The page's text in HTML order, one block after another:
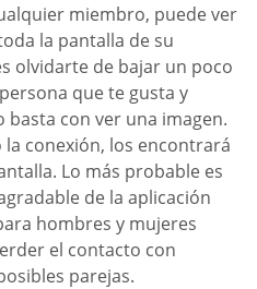
miembro, puede ver
la pantalla de su
olvidarte de bajar un poco
que te gusta y
con ver una imagen.
la conexión, los encontrará
Lo más probable es
de la aplicación
hombres y mujeres
el contacto con
parejas.